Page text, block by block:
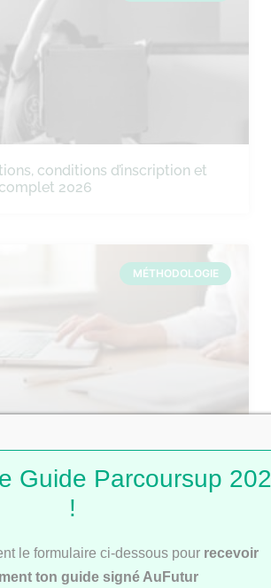
conditions d’inscription et
2026
MÉTHODOLOGIE
une fiche de révision ?
Guide Parcoursup
!
le formulaire ci-dessous pour recevoir
ton guide signé AuFutur